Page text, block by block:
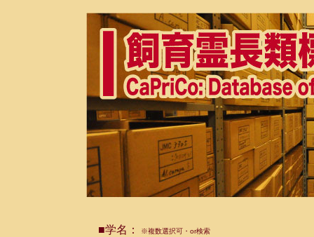
■学名： ※複数選択可・or検索